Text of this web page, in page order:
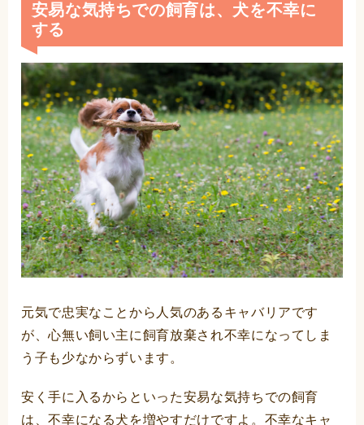
安易な気持ちでの飼育は、犬を不幸に
する
元気で忠実なことから人気のあるキャバリアです
が、心無い飼い主に飼育放棄され不幸になってしま
う子も少なからずいます。
安く手に入るからといった安易な気持ちでの飼育
は、不幸になる犬を増やすだけですよ。不幸なキャ